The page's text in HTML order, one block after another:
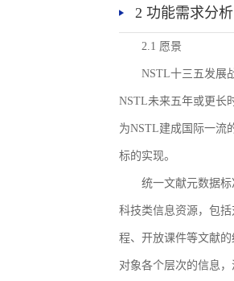
2 功能需求分析
2.1 愿景
NSTL十三五发展
NSTL未来五年或更长
为NSTL建成国际一流
标的实现。
统一文献元数据
科技类信息资源，包
程、开放课件等文献
对象各个层次的信息